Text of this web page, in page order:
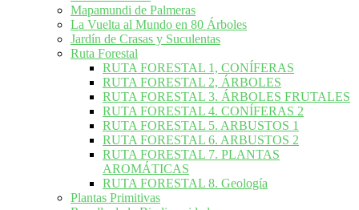
Mapamundi de Palmeras
La Vuelta al Mundo en 80 Árboles
Jardín de Crasas y Suculentas
Ruta Forestal
RUTA FORESTAL 1, CONÍFERAS
RUTA FORESTAL 2, ÁRBOLES
RUTA FORESTAL 3. ÁRBOLES FRUTALES
RUTA FORESTAL 4. CONÍFERAS 2
RUTA FORESTAL 5. ARBUSTOS 1
RUTA FORESTAL 6. ARBUSTOS 2
RUTA FORESTAL 7. PLANTAS
AROMÁTICAS
RUTA FORESTAL 8. Geología
Plantas Primitivas